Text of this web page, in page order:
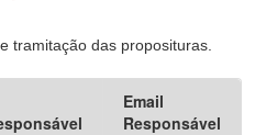
tramitação das proposituras.
Email
Responsável